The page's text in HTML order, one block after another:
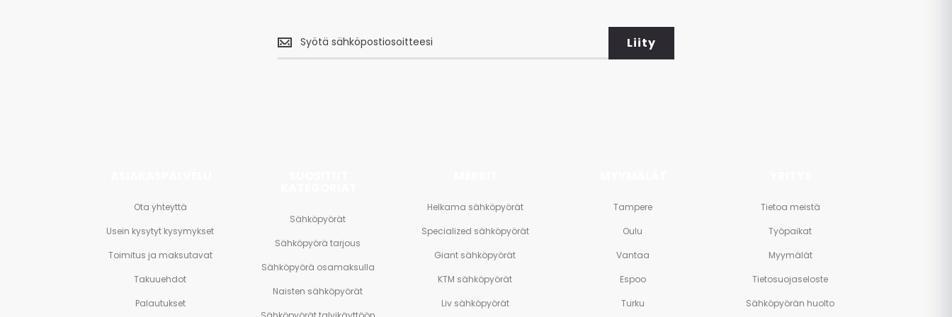
uusimmat
tarjoukset
Liity
Ota yhteyttä
Usein kysytyt kysymykset
Toimitus ja maksutavat
Takuuehdot
Palautukset
Sähköpyörät
Sähköpyörä tarjous
Sähköpyörä osamaksulla
Naisten sähköpyörät
Helkama sähköpyörät
Specialized sähköpyörät
Giant sähköpyörät
KTM sähköpyörät
Liv sähköpyörät
Tampere
Oulu
Vantaa
Espoo
Turku
Tietoa meistä
Työpaikat
Myymälät
Tietosuojaseloste
Sähköpyörän huolto